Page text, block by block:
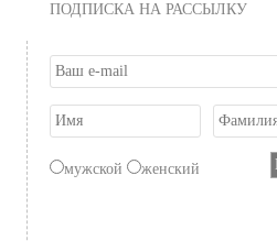
ПОДПИСКА НА РАССЫЛКУ
мужской женский